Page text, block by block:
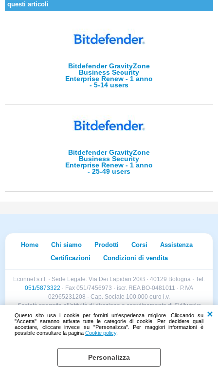
Questo sito usa i cookie per fornirti un'esperienza migliore. Cliccando su
"Accetta" saranno attivate tutte le categorie di cookie. Per decidere quali
accettare, cliccare invece su "Personalizza". Per maggiori informazioni è
possibile consultare la pagina Cookie policy.
Personalizza
questi articoli
Bitdefender GravityZone
Business Security
Enterprise Renew - 1 anno
- 5-14 users
Bitdefender GravityZone
Business Security
Enterprise Renew - 1 anno
- 25-49 users
Home Chi siamo Prodotti Corsi
Assistenza
Certificazioni
Condizioni di vendita
Econnet s.r.l. · Sede Legale: Via Dei Lapidari 20/B · 40129 Bologna · Tel.
051/5873322 · Fax 051/7456973 · iscr. REA BO-0481011 · P.IVA
02965231208 · Cap. Sociale 100.000 euro i.v.
Società soggetta all'attività di direzione e coordinamento di Skillworks
Holding s.r.l. · Sede Legale: Via Vittorio Emanuele II 28 · Roncadelle (BS)
- C.F. 04151440981
Cookie policy Preferenze cookie